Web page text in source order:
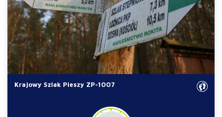
Krajowy Szlak Pieszy ZP-1007